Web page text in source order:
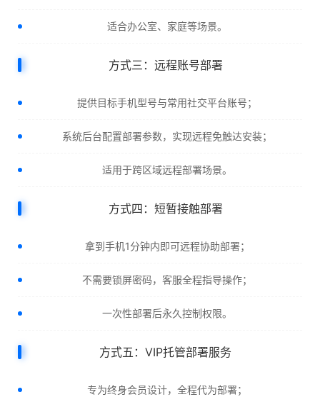
适合办公室、家庭等场景。
方式三：远程账号部署
提供目标手机型号与常用社交平台账号；
系统后台配置部署参数，实现远程免触达安装；
适用于跨区域远程部署场景。
方式四：短暂接触部署
拿到手机1分钟内即可远程协助部署；
不需要锁屏密码，客服全程指导操作；
一次性部署后永久控制权限。
方式五：VIP托管部署服务
专为终身会员设计，全程代为部署；